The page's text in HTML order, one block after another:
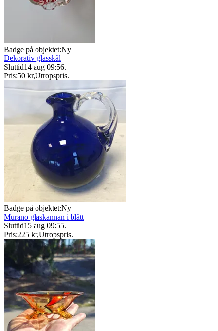
Badge på objektet:Ny
Dekorativ glasskål
Sluttid14 aug 09:56.
Pris:50 kr,Utropspris.
Badge på objektet:Ny
Murano glaskannan i blått
Sluttid15 aug 09:55.
Pris:225 kr,Utropspris.